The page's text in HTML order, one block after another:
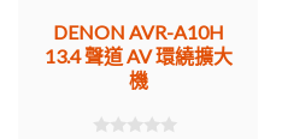
DENON AVR-A10H
13.4 聲道 AV 環繞擴大
機